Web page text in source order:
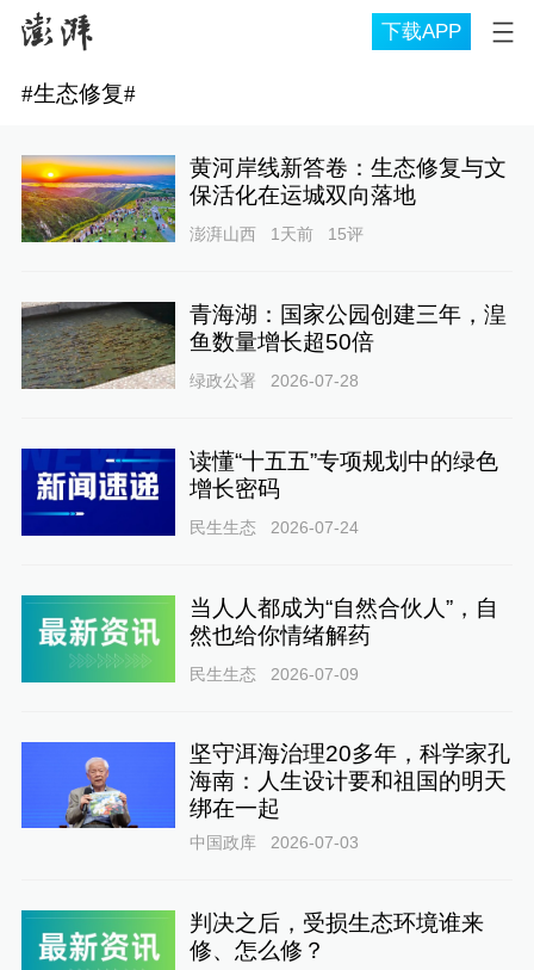
下载APP
#生态修复#
黄河岸线新答卷：生态修复与文
保活化在运城双向落地
澎湃山西 1天前 15评
青海湖：国家公园创建三年，湟
鱼数量增长超50倍
绿政公署 2026-07-28
读懂“十五五”专项规划中的绿色
增长密码
民生生态 2026-07-24
当人人都成为“自然合伙人”，自
然也给你情绪解药
民生生态 2026-07-09
坚守洱海治理20多年，科学家孔
海南：人生设计要和祖国的明天
绑在一起
中国政库 2026-07-03
判决之后，受损生态环境谁来
修、怎么修？